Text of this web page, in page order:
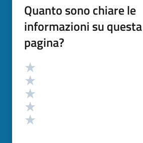
Quanto sono chiare le
informazioni su questa
pagina?
Valutazione